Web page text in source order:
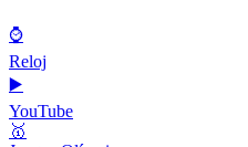
⌚
Reloj
▶️
YouTube
🥇